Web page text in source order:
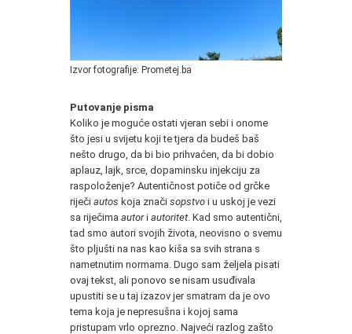
Izvor fotografije: Prometej.ba
Putovanje pisma
Koliko je moguće ostati vjeran sebi i onome
što jesi u svijetu koji te tjera da budeš baš
nešto drugo, da bi bio prihvaćen, da bi dobio
aplauz, lajk, srce, dopaminsku injekciju za
raspoloženje? Autentičnost potiče od grčke
riječi autos koja znači sopstvo i u uskoj je vezi
sa riječima autori autoritet . Kad smo autentični,
tad smo autori svojih života, neovisno o svemu
što pljušti na nas kao kiša sa svih strana s
nametnutim normama. Dugo sam željela pisati
ovaj tekst, ali ponovo se nisam usuđivala
upustiti se u taj izazov jer smatram da je ovo
tema koja je nepresušna i kojoj sama
pristupam vrlo oprezno. Najveći razlog zašto